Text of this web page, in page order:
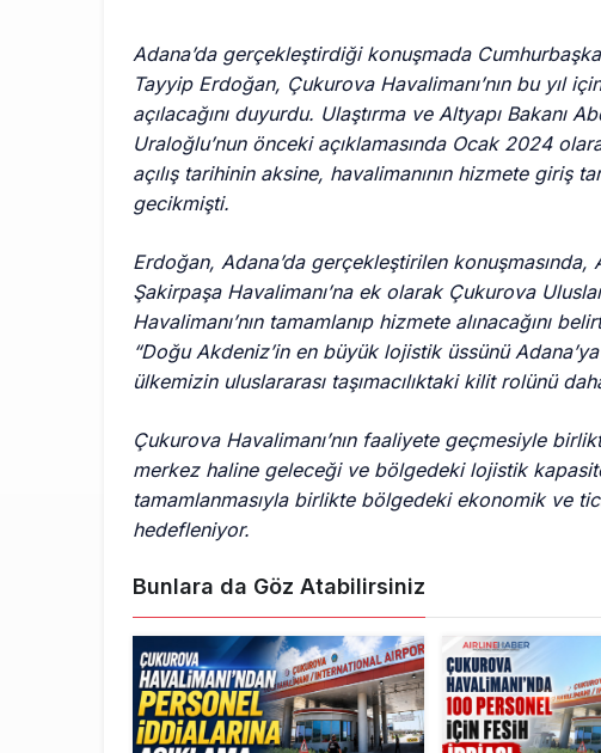
Adana’da gerçekleştirdiği konuşmada
Tayyip Erdoğan, Çukurova Havalimanı’nın bu yıl
açılacağını duyurdu. Ulaştırma ve Altyapı Bakanı
Uraloğlu’nun önceki açıklamasında Ocak 2024
açılış tarihinin aksine, havalimanının hizmete giriş
gecikmişti.
Erdoğan, Adana’da gerçekleştirilen konuşmasında,
Şakirpaşa Havalimanı’na ek olarak Çukurova
Havalimanı’nın tamamlanıp hizmete alınacağını
“Doğu Akdeniz’in en büyük lojistik üssünü
ülkemizin uluslararası taşımacılıktaki kilit rolünü
Çukurova Havalimanı’nın faaliyete geçmesiyle
merkez haline geleceği ve bölgedeki lojistik
tamamlanmasıyla birlikte bölgedeki ekonomik ve
hedefleniyor.
Bunlara da Göz Atabilirsiniz